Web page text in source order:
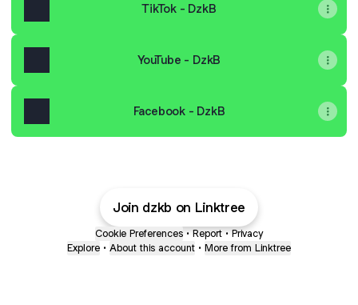
TikTok - DzkB
YouTube - DzkB
Facebook - DzkB
Join dzkb on Linktree
Cookie Preferences • Report • Privacy
Explore • About this account • More from Linktree